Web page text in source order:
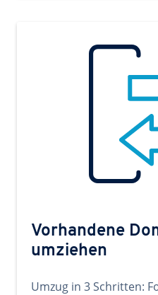
Vorhandene
umziehen
Umzug in 3 Schritten: